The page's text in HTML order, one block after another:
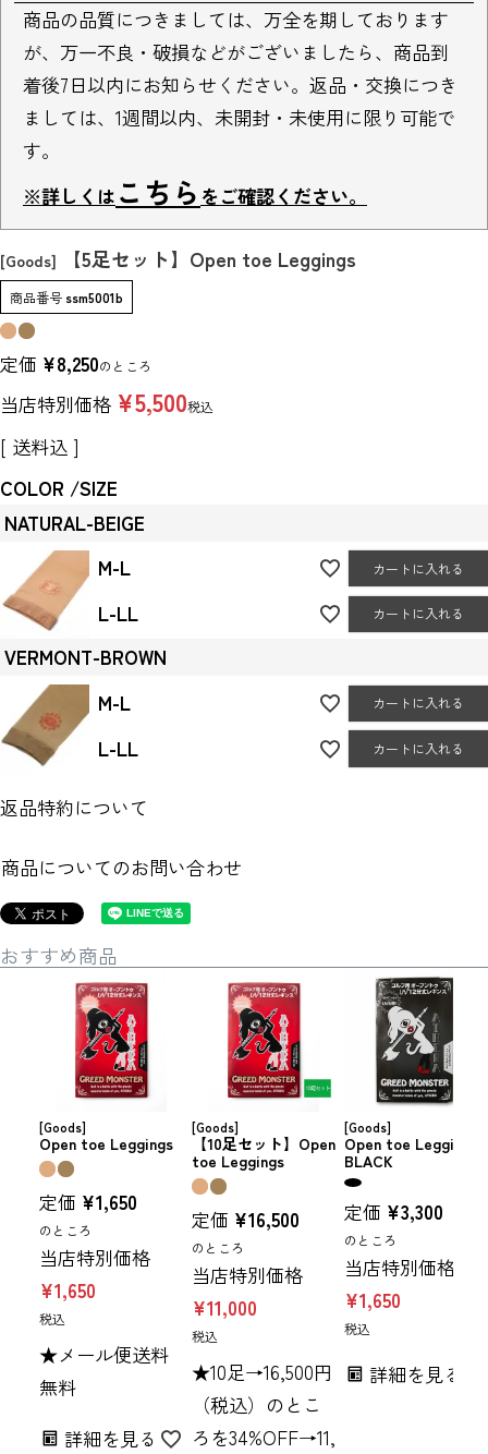
商品の品質につきましては、万全を期しております
が、万一不良・破損などがございましたら、商品到
着後7日以内にお知らせください。返品・交換につき
ましては、1週間以内、未開封・未使用に限り可能で
す。
※詳しくは こちら をご確認ください。
[Goods] 【5足セット】Open toe Leggings
商品番号 ssm5001b
定価 ¥8,250のところ
当店特別価格 ¥5,500税込
送料込
COLOR SIZE
NATURAL-BEIGE
M-L
カートに入れる
L-LL カートに入れる
VERMONT-BROWN
M-L
カートに入れる
L-LL カートに入れる
返品特約について
商品についてのお問い合わせ
おすすめ商品
[Goods]
Open toe Leggings
定価 ¥1,650
のところ
当店特別価格
¥1,650
税込
★メール便送料
無料
詳細を見る
[Goods]
【10足セット】Open
toe Leggings
定価 ¥16,500
のところ
当店特別価格
¥11,000
税込
★10足→16,500円
（税込）のとこ
ろを34%OFF→11,
[Goods]
Open toe Leggings
BLACK
定価 ¥3,300
のところ
当店特別価格
¥1,650
税込
詳細を見る